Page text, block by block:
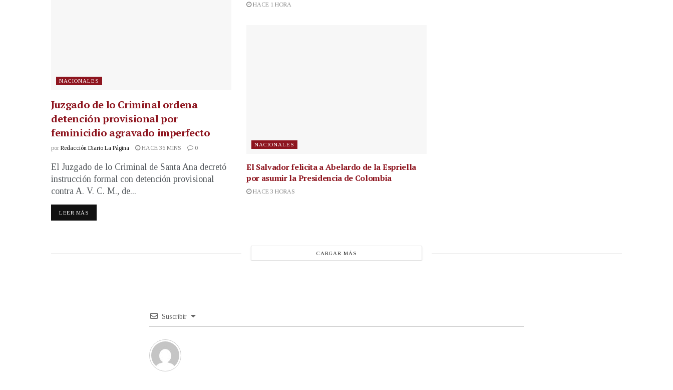
NACIONALES
Juzgado de lo Criminal ordena
detención provisional por
feminicidio agravado imperfecto
por Redacción Diario La Página HACE 36 MINS 0
El Juzgado de lo Criminal de Santa Ana decretó
instrucción formal con detención provisional
contra A. V. C. M., de...
LEER MÁS
HACE 1 HORA
NACIONALES
El Salvador felicita a Abelardo de la Espriella
por asumir la Presidencia de Colombia
HACE 3 HORAS
CARGAR MÁS
Suscribir